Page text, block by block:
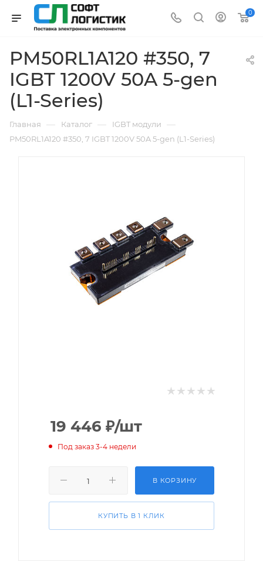
0
PM50RL1A120 #350, 7
IGBT 1200V 50A 5-gen
(L1-Series)
Главная — Каталог — IGBT модули —
PM50RL1A120 #350, 7 IGBT 1200V 50A 5-gen (L1-Series)
19 446 ₽/шт
Под заказ 3-4 недели
В КОРЗИНУ
КУПИТЬ В 1 КЛИК